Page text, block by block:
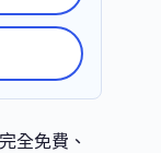
全免費、